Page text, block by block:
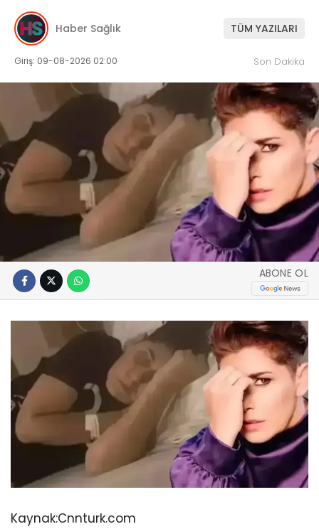
Haber Sağlık TÜM YAZILARI
Giriş: 09-08-2026 02:00 Son Dakika
ABONE OL
Kaynak:Cnnturk.com